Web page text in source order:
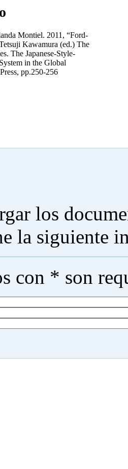
Montiel. 2011, “Ford-
Kawamura (ed.) The
The Japanese-Style-
in the Global
pp.250-256
los
la siguiente
con * son